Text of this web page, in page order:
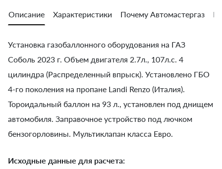
Описание Характеристики Почему Автомастергаз
Установка газобаллонного оборудования на ГАЗ
Соболь 2023 г. Объем двигателя 2.7л., 107л.с. 4
цилиндра (Распределенный впрыск). Установлено ГБО
4-го поколения на пропане Landi Renzo (Италия).
Тороидальный баллон на 93 л., установлен под днищем
автомобиля. Заправочное устройство под лючком
бензогорловины. Мультиклапан класса Евро.
Исходные данные для расчета: